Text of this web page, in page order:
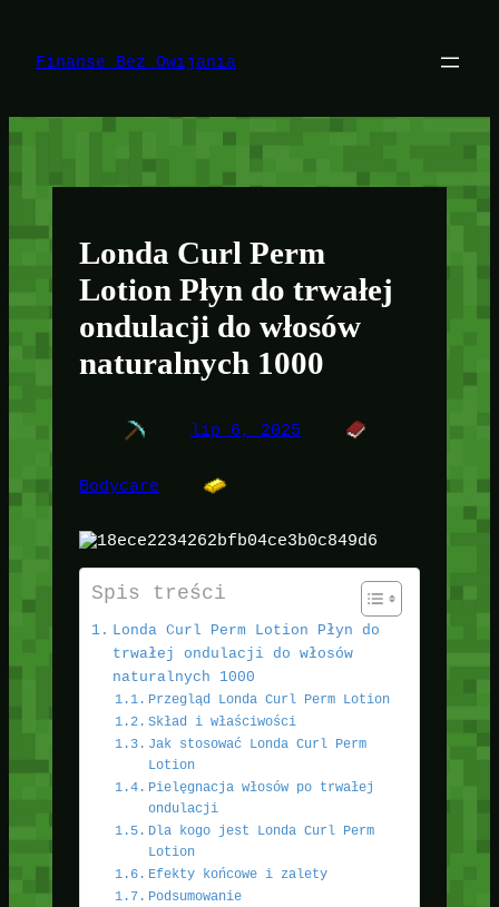
treści
Finanse Bez Owijania
Londa Curl Perm
Lotion Płyn do trwałej
ondulacji do włosów
naturalnych 1000
lip 6, 2025
Bodycare
Spis treści
Londa Curl Perm Lotion Płyn do
trwałej ondulacji do włosów
naturalnych 1000
Przegląd Londa Curl Perm Lotion
Skład i właściwości
Jak stosować Londa Curl Perm
Lotion
Pielęgnacja włosów po trwałej
ondulacji
Dla kogo jest Londa Curl Perm
Lotion
Efekty końcowe i zalety
Podsumowanie